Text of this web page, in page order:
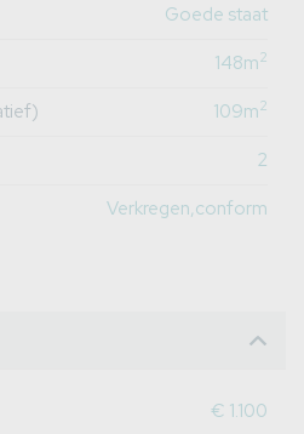
Goede staat
148m2
109m2
2
Verkregen,conform
€ 1.100